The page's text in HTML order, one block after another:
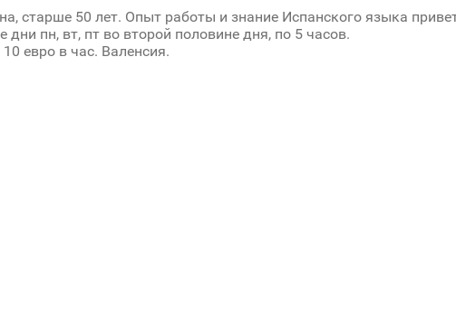
старше 50 лет. Опыт работы и знание Испанского языка
дни пн, вт, пт во второй половине дня, по 5 часов.
евро в час. Валенсия.